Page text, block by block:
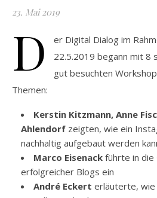
23. Mai 2019
D
er Digital Dialog im
22.5.2019 begann mit 8
gut besuchten
Themen:
Kerstin Kitzmann, Anne
Ahlendorf zeigten, wie ein
nachhaltig aufgebaut werden
Marco Eisenack führte in die
erfolgreicher Blogs ein
André Eckert erläuterte, wie